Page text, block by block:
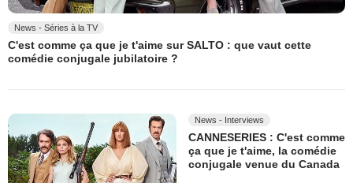
News - Séries à la TV
C'est comme ça que je t'aime sur SALTO : que vaut cette
comédie conjugale jubilatoire ?
News - Interviews
CANNESERIES : C'est comme
ça que je t'aime, la comédie
conjugale venue du Canada